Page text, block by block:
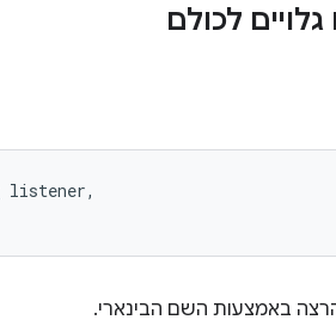
לכולם
listener,
באמצעות השם הבינארי.